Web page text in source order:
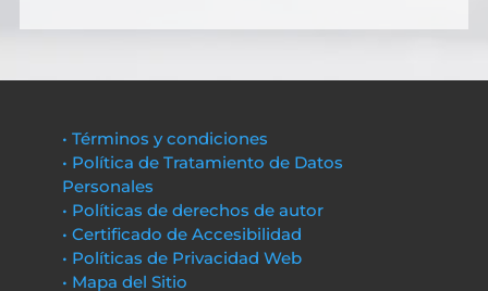
• Términos y condiciones
• Política de Tratamiento de Datos
Personales
• Políticas de derechos de autor
• Certificado de Accesibilidad
• Políticas de Privacidad Web
• Mapa del Sitio